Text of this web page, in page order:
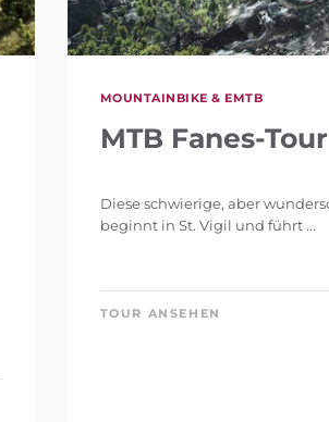
48 km
4.775 m
MOUNTAINBIKE & EMTB
MTB Fanes-Tour
Diese schwierige, aber
beginnt in St. Vigil und führt ...
TOUR ANSEHEN